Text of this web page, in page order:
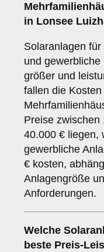
in Lonsee
Solaranlagen
und gewerbliche
größer und
fallen die
Preise zwischen
40.000 € liegen,
gewerbliche
€ kosten,
Anlagengröße
Anforderungen.
Welche
beste Preis-